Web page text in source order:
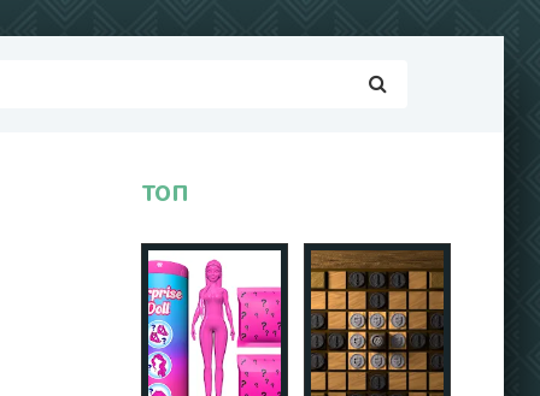
ТОП